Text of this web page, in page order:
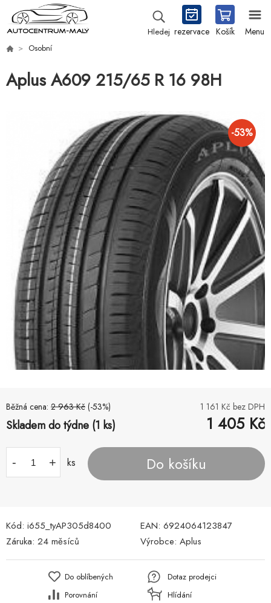
Hledej rezervace Košík Menu
Osobní
Aplus A609 215/65 R 16 98H
-53%
Běžná cena: 2 963 Kč (-53%) 1 161 Kč bez DPH
Skladem do týdne (1 ks) 1 405 Kč
- + ks Do košíku
Kód: i655_tyAP305d8400 EAN: 6924064123847
Záruka: 24 měsíců Výrobce: Aplus
Do oblíbených
Porovnání
Dotaz prodejci
Hlídání